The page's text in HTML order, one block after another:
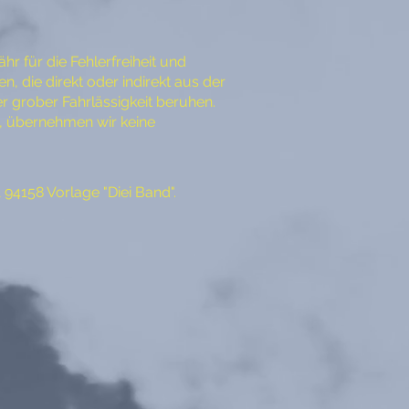
für die Fehlerfreiheit und
die direkt oder indirekt aus der
grober Fahrlässigkeit beruhen.
übernehmen wir keine
Vorlage "Diei Band".